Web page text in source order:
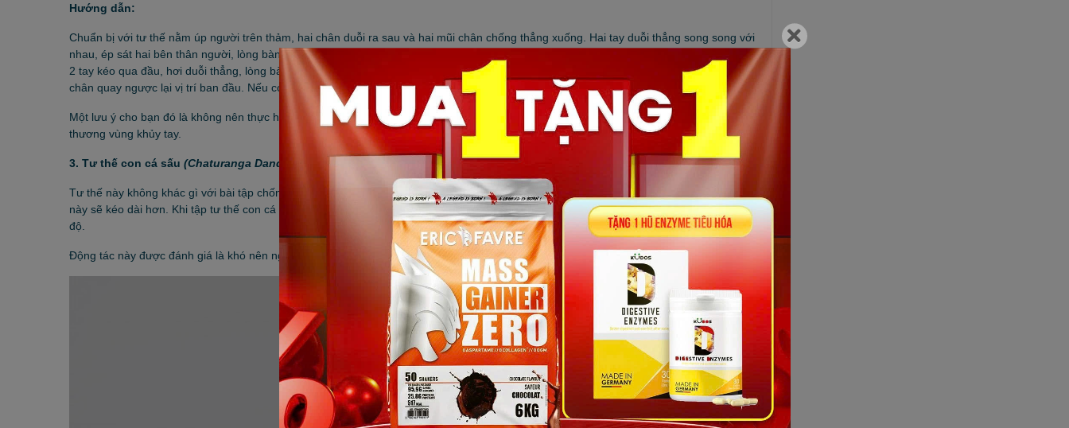
Hướng dẫn:
Chuẩn bị với tư thế nằm úp người trên thảm, hai chân duỗi ra sau và hai mũi chân chống thẳng xuống. Hai tay duỗi thẳng song song với
nhau, ép sát hai bên thân người, lòng bàn tay hướng vào đùi. Bắt đầu căng cứng cơ bụng, thở ra, nâng hai chân nhẹ lên. Đồng thời vòng
2 tay kéo qua đầu, hơi duỗi thẳng, lòng bàn tay hướng xuống. Đồng thời nâng đầu và ngực lên một chút. Sau đó hít vào và đưa 2 tay và
chân quay ngược lại vị trí ban đầu. Nếu có thể đừng hạ chân và mặt chạm sàn.
Một lưu ý cho bạn đó là không nên thực hiện động tác này khi bạn đang bị đau vai, đau cùi chỏ tay, giãn dây chằng vùng tay hoặc có vết
thương vùng khủy tay.
3. Tư thế con cá sấu (Chaturanga Dandasana)
Tư thế này không khác gì với bài tập chống đẩy nhưng vì tư thế này giúp cơ thể đốt cháy nhiều calo hơn nên thời gian bạn duy trì tư thế
này sẽ kéo dài hơn. Khi tập tư thế con cá sấu, cơ bụng phải xiết lại, gồng cơ chân, giữ lực ở cánh tay và gập khuỷu tay duy trì ở góc 90
độ.
Động tác này được đánh giá là khó nên người tập cần lưu ý thực hiện cẩn thận và kiểm soát khả năng của bản thân.